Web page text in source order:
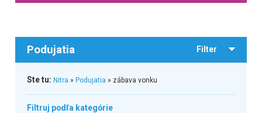
Podujatia Filter
Ste tu: Nitra » Podujatia » zábava vonku
Filtruj podľa kategórie